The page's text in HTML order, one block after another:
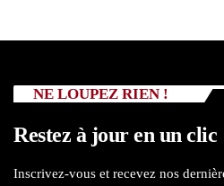
NE LOUPEZ RIEN !
Restez à jour en un clic
Inscrivez-vous et recevez nos